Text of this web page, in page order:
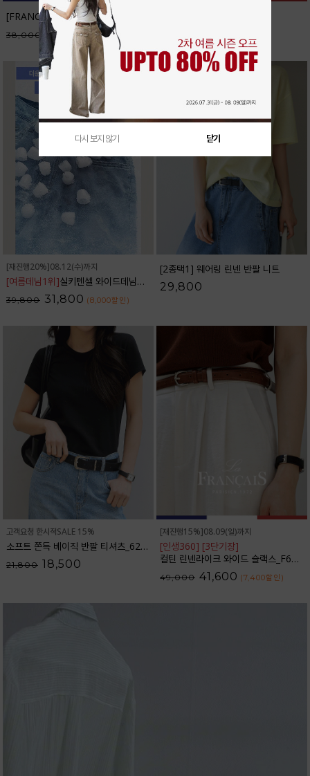
[FRANCAIS] 테너리프 반팔 니트_F6H298KN
38,000 32,300 (5,700할인
[재진행20%]08.12(수)까지
[여름데님1위]실키텐셀 와이드데님팬츠_32DP1832
39,800 31,800 (8,000할인 )
[2종택1] 웨어링 린넨 반팔 니트
29,800
고객요청 한시적SALE 15%
소프트 쫀득 베이직 반팔 티셔츠_62TS2066
21,800 18,500
[재진행15%]08.09(일)까지
[인생360] [3단기장]
컬틴 린넨라이크 와이드 슬랙스_F6S349SL
49,000 41,600 (7,400할인 )
다시 보지 않기 닫기